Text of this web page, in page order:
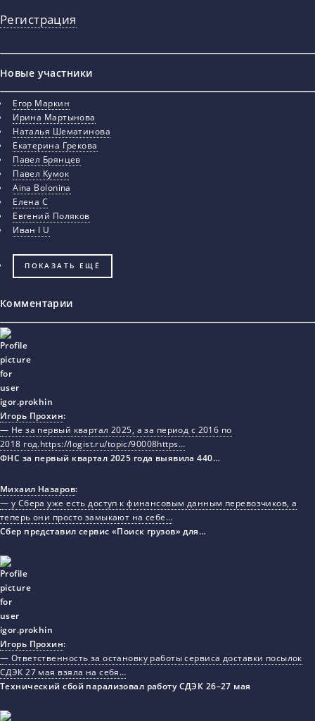
Регистрация
Новые участники
Егор Маркин
Ирина Мартынова
Наталья Шематинова
Екатерина Грекова
Павел Брянцев
Павел Кумок
Aina Bolonina
Елена С
Евгений Поляков
Иван I U
ПОКАЗАТЬ ЕЩЁ
Комментарии
Игорь Прохин:
— Не за первый квартал 2025, а за период с 2016 по
2018 год.https://logist.ru/topic/90008https…
ФНС за первый квартал 2025 года выявила 440…
Михаил Назаров:
— у Сбера уже есть доступ к финансовым данным перевозчиков, а
теперь они просто замыкают на себе…
Сбер представил сервис «Поиск грузов» для…
Игорь Прохин:
— Ответственность за остановку работы сервиса доставки посылок
СДЭК 27 мая взяла на себя…
Технический сбой парализовал работу СДЭК 26–27 мая